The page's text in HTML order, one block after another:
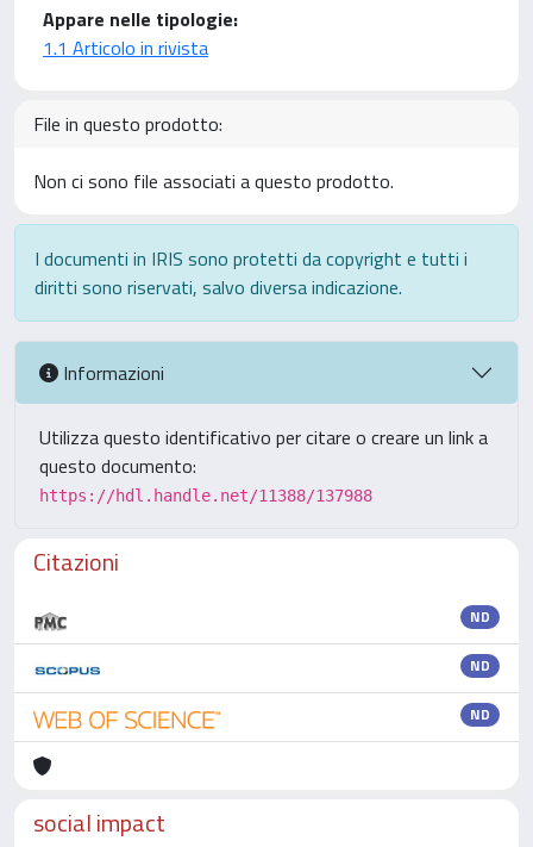
Appare nelle tipologie:
1.1 Articolo in rivista
File in questo prodotto:
Non ci sono file associati a questo prodotto.
I documenti in IRIS sono protetti da copyright e tutti i
diritti sono riservati, salvo diversa indicazione.
Informazioni
Utilizza questo identificativo per citare o creare un link a
questo documento:
https://hdl.handle.net/11388/137988
Citazioni
ND
ND
ND
social impact